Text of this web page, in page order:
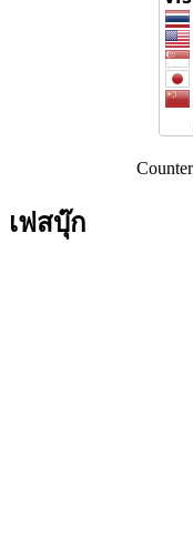
เฟสบุ๊ก